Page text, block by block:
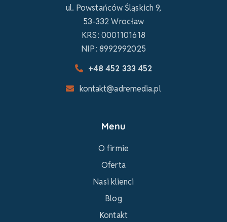
ul. Powstańców Śląskich 9,
53-332 Wrocław
KRS: 0001101618
NIP: 8992992025
+48 452 333 452
kontakt@adremedia.pl
Menu
O firmie
Oferta
Nasi klienci
Blog
Kontakt